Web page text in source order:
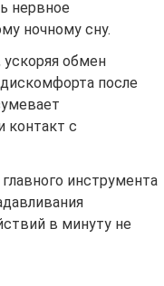
нервное
ночному сну.
обмен
после
контакт с
инструмента
в минуту не